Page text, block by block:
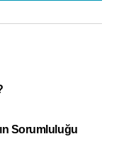
Sorumluluğu